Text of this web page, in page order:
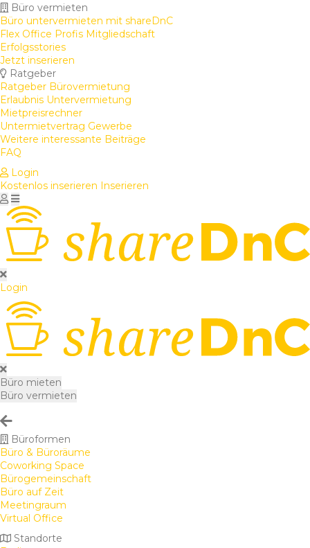
Büro vermieten
Büro untervermieten mit shareDnC
Flex Office Profis Mitgliedschaft
Erfolgsstories
Jetzt inserieren
Ratgeber
Ratgeber Bürovermietung
Erlaubnis Untervermietung
Mietpreisrechner
Untermietvertrag Gewerbe
Weitere interessante Beiträge
FAQ
Login
Kostenlos inserieren Inserieren
Login
Büro mieten
Büro vermieten
Büroformen
Büro & Büroräume
Coworking Space
Bürogemeinschaft
Büro auf Zeit
Meetingraum
Virtual Office
Standorte